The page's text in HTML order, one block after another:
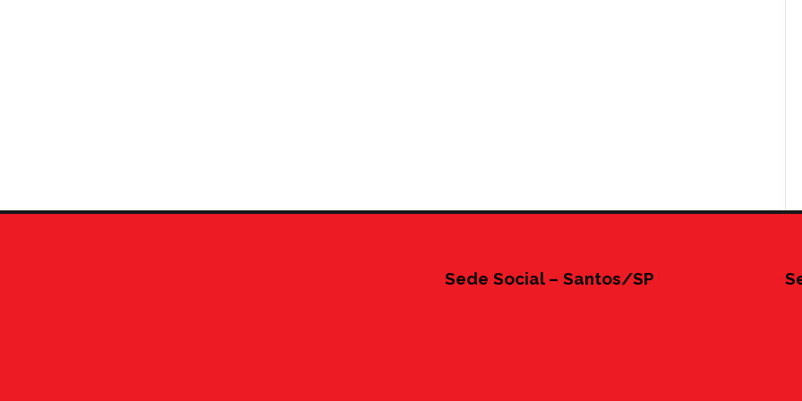
Sede Social – Santos/SP